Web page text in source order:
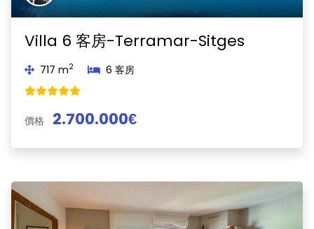
Villa 6 客房-Terramar-Sitges
717 m2 6 客房
價格 2.700.000€